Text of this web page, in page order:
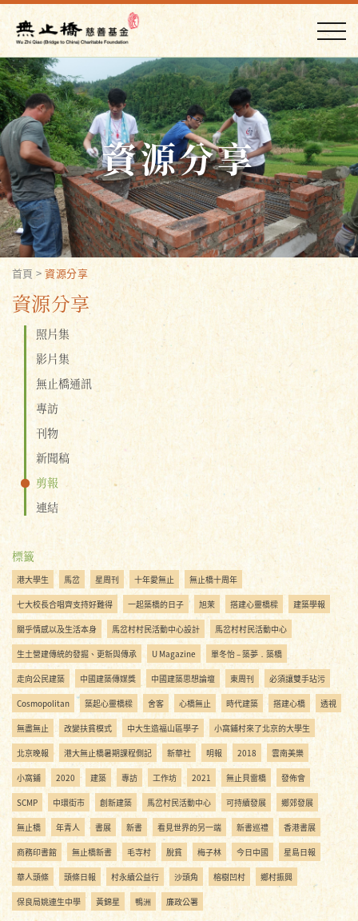
資源分享
首頁 >資源分享
資源分享
照片集
影片集
無止橋通訊
專訪
刊物
新聞稿
剪報
連結
標籤
港大學生 馬岔 星周刊 十年愛無止 無止橋十周年
七大校長合唱齊支持好難得 一起築橋的日子 旭茉 搭建心靈橋樑 建築學報
關乎情感以及生活本身 馬岔村村民活動中心設計 馬岔村村民活動中心
生土營建傳統的發掘、更新與傳承 U Magazine 單冬怡 – 築夢．築橋
走向公民建築 中國建築傳媒獎 中國建築思想論壇 東周刊 必須讓雙手玷污
Cosmopolitan 築起心靈橋樑 舍客 心橋無止 時代建築 搭建心橋 透視
無盡無止 改變扶貧模式 中大生造福山區學子 小窩鋪村來了北京的大學生
北京晚報 港大無止橋暑期課程側記 新華社 明報 2018 雲南美樂
小窩鋪 2020 建築 專訪 工作坊 2021 無止貝雷橋 發佈會
SCMP 中環街市 創新建築 馬岔村民活動中心 可持續發展 鄉郊發展
無止橋 年青人 書展 新書 看見世界的另一端 新書巡禮 香港書展
商務印書館 無止橋新書 毛寺村 脫貧 梅子林 今日中國 星島日報
華人頭條 頭條日報 村永續公益行 沙頭角 榕樹凹村 鄉村振興
保良局姚連生中學 黃錦星 鴨洲 廉政公署